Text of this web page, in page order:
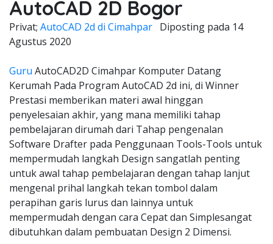
AutoCAD 2D Bogor
Privat; AutoCAD 2d di Cimahpar Diposting pada 14
Agustus 2020
Guru AutoCAD2D Cimahpar Komputer Datang
Kerumah Pada Program AutoCAD 2d ini, di Winner
Prestasi memberikan materi awal hinggan
penyelesaian akhir, yang mana memiliki tahap
pembelajaran dirumah dari Tahap pengenalan
Software Drafter pada Penggunaan Tools-Tools untuk
mempermudah langkah Design sangatlah penting
untuk awal tahap pembelajaran dengan tahap lanjut
mengenal prihal langkah tekan tombol dalam
perapihan garis lurus dan lainnya untuk
mempermudah dengan cara Cepat dan Simplesangat
dibutuhkan dalam pembuatan Design 2 Dimensi.